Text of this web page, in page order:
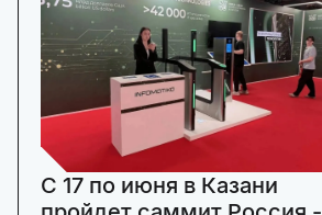
C 17 по июня в Казани